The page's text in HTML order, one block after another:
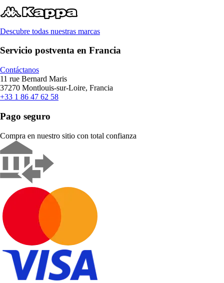
Descubre todas nuestras marcas
Servicio postventa en Francia
Contáctanos
11 rue Bernard Maris
37270 Montlouis-sur-Loire, Francia
+33 1 86 47 62 58
Pago seguro
Compra en nuestro sitio con total confianza